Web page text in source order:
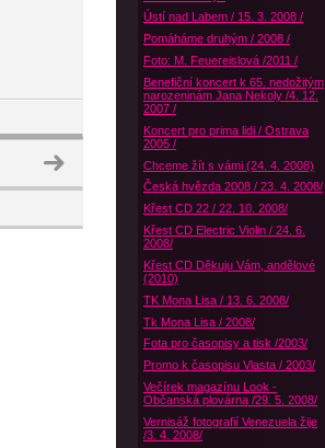
Ústí nad Labem / 15. 3. 2008 /
Pomáháme druhým / 2008 /
Foto: M. Feuereislová /2011 /
Benefiční koncert k 65. nedožitým
narozeninám Jana Nekoly /4. 12.
2007 /
Koncert pro prima lidi / Ostrava
2005 /
Chceme žít s vámi (24. 4. 2008)
Česká hvězda 2008 / 23. 4. 2008/
Křest CD 22 / 22. 10. 2008/
Křest CD Electric Violin / 24. 6.
2008/
Křest CD Děkuju Vám, andělové
(2010)
TK Mona Lisa / 13. 6. 2008/
Tk Mona Lisa / 2008/
Fota pro časopisy a tisk /2003/
Promo k časopisu Vlasta / 2003/
Večírek magazínu Look -
Občanská plovárna /29. 5. 2008/
Vernisáž fotografií Venezuela žije
/3. 4. 2008/